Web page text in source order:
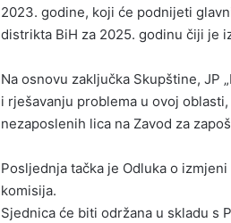
2023. godine, koji će podnijeti
distrikta BiH za 2025. godinu čiji je
Na osnovu zaključka Skupštine, JP
i rješavanju problema u ovoj
nezaposlenih lica na Zavod za
Posljednja tačka je Odluka o
komisija.
Sjednica će biti održana u skladu s